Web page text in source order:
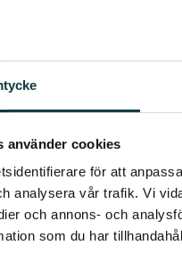
använder cookies
för att
analysera vår trafik. Vi
och annons- och
som du har
Töltrider
Töltrider Hybrid är just en
av Reyr och Saga. Sadeln har
Prenumerera
Det allra senaste direkt i